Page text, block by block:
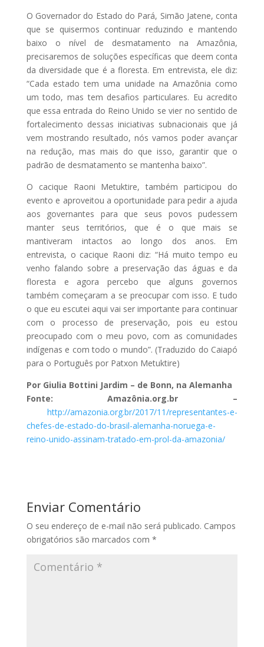
O Governador do Estado do Pará, Simão Jatene, conta
que se quisermos continuar reduzindo e mantendo
baixo o nível de desmatamento na Amazônia,
precisaremos de soluções específicas que deem conta
da diversidade que é a floresta. Em entrevista, ele diz:
“Cada estado tem uma unidade na Amazônia como
um todo, mas tem desafios particulares. Eu acredito
que essa entrada do Reino Unido se vier no sentido de
fortalecimento dessas iniciativas subnacionais que já
vem mostrando resultado, nós vamos poder avançar
na redução, mas mais do que isso, garantir que o
padrão de desmatamento se mantenha baixo”.
O cacique Raoni Metuktire, também participou do
evento e aproveitou a oportunidade para pedir a ajuda
aos governantes para que seus povos pudessem
manter seus territórios, que é o que mais se
mantiveram intactos ao longo dos anos. Em
entrevista, o cacique Raoni diz: “Há muito tempo eu
venho falando sobre a preservação das águas e da
floresta e agora percebo que alguns governos
também começaram a se preocupar com isso. E tudo
o que eu escutei aqui vai ser importante para continuar
com o processo de preservação, pois eu estou
preocupado com o meu povo, com as comunidades
indígenas e com todo o mundo”. (Traduzido do Caiapó
para o Português por Patxon Metuktire)
Por Giulia Bottini Jardim – de Bonn, na Alemanha
Fonte: Amazônia.org.br –
http://amazonia.org.br/2017/11/representantes-e-
chefes-de-estado-do-brasil-alemanha-noruega-e-
reino-unido-assinam-tratado-em-prol-da-amazonia/
Enviar Comentário
O seu endereço de e-mail não será publicado. Campos
obrigatórios são marcados com *